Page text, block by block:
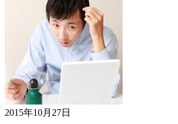
2015年10月27日